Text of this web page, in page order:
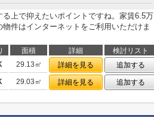
上で抑えたいポイントですね。家賃6.5万
件はインターネットをご利用いただけま
面積 詳細
検討リスト
29.13㎡ 詳細を見る
追加する
29.03㎡ 詳細を見る 追加する